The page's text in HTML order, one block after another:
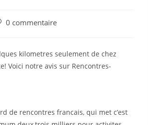
0 commentaire
kilometres seulement de chez
Voici notre avis sur Rencontres-
de rencontres francais, qui met c’est